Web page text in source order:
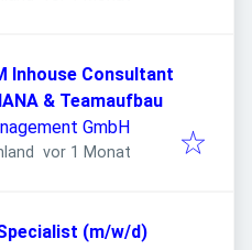
Inhouse Consultant
& Teamaufbau
GmbH
Veröffentlicht
vor 1 Monat
(m/w/d)